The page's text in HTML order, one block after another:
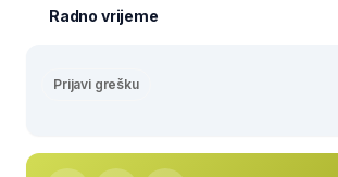
Radno vrijeme
Prijavi grešku